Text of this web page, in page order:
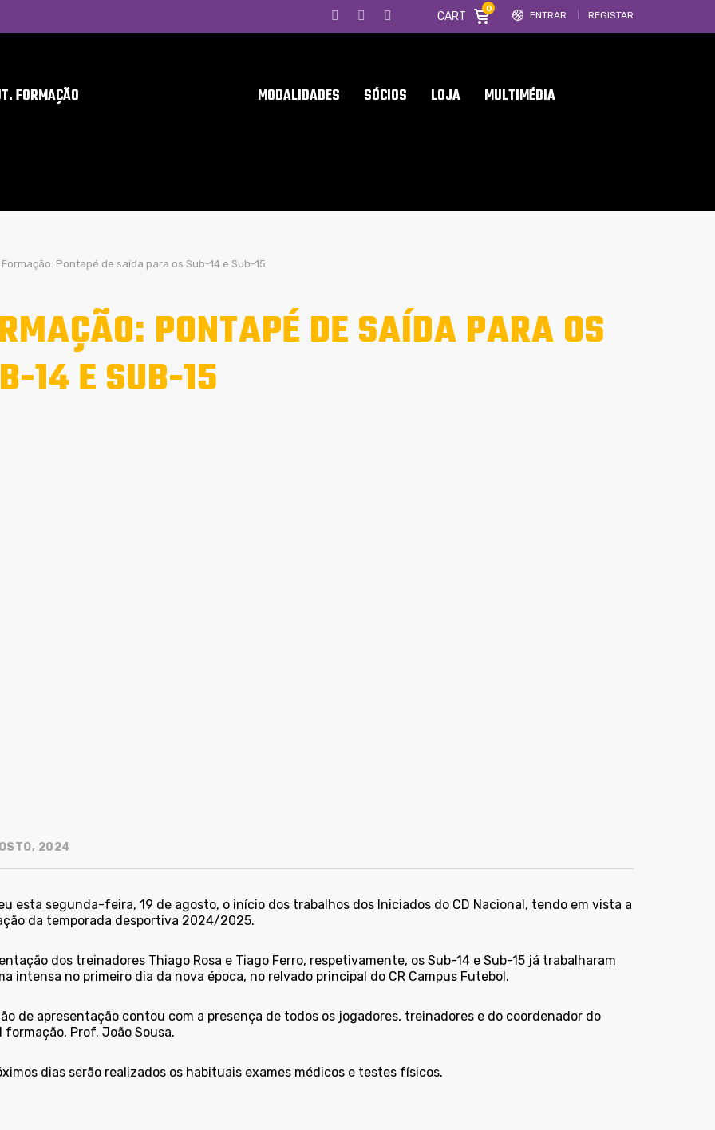
ENTRAR REGISTAR
CART
0
FORMAÇÃO MODALIDADES SÓCIOS LOJA MULTIMÉDIA
Formação: Pontapé de saída para os Sub-14 e Sub-15
PONTAPÉ DE SAÍDA PARA OS
14 E SUB-15
2024
esta segunda-feira, 19 de agosto, o início dos trabalhos dos Iniciados do CD Nacional, tendo em vista a
da temporada desportiva 2024/2025.
dos treinadores Thiago Rosa e Tiago Ferro, respetivamente, os Sub-14 e Sub-15 já trabalharam
intensa no primeiro dia da nova época, no relvado principal do CR Campus Futebol.
de apresentação contou com a presença de todos os jogadores, treinadores e do coordenador do
Prof. João Sousa.
dias serão realizados os habituais exames médicos e testes físicos.